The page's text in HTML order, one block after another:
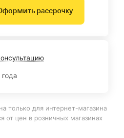
рассрочку
года
только для интернет-магазина
от цен в розничных магазинах